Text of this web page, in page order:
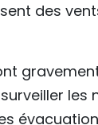
des
les